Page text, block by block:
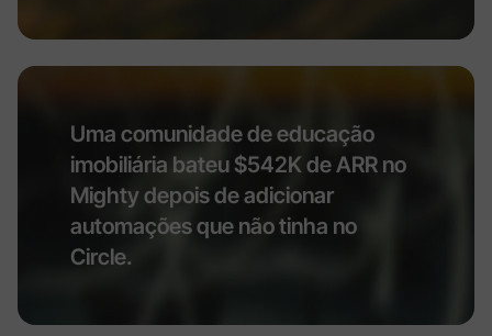
Uma comunidade de educação
imobiliária bateu $542K de ARR no
Mighty depois de adicionar
automações que não tinha no
Circle.